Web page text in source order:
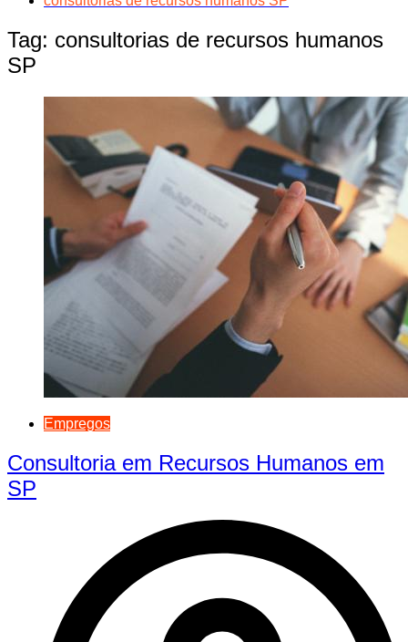
Tag: consultorias de recursos humanos
SP
Empregos
Consultoria em Recursos Humanos em
SP